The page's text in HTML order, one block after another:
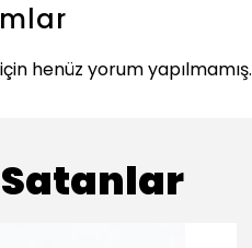
henüz yorum yapılmamış.